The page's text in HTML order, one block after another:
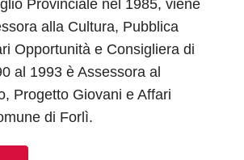
Provinciale nel 1985, viene
alla Cultura, Pubblica
Opportunità e Consigliera di
al 1993 è Assessora al
Progetto Giovani e Affari
di Forlì.